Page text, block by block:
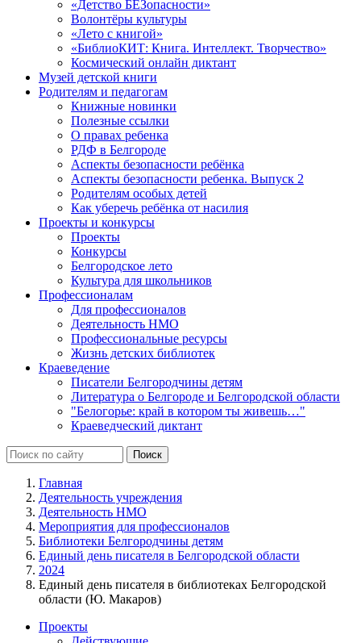
«Детство БЕЗопасности»
Волонтёры культуры
«Лето с книгой»
«БиблиоКИТ: Книга. Интеллект. Творчество»
Космический онлайн диктант
Музей детской книги
Родителям и педагогам
Книжные новинки
Полезные ссылки
О правах ребенка
РДФ в Белгороде
Аспекты безопасности ребёнка
Аспекты безопасности ребенка. Выпуск 2
Родителям особых детей
Как уберечь ребёнка от насилия
Проекты и конкурсы
Проекты
Конкурсы
Белгородское лето
Культура для школьников
Профессионалам
Для профессионалов
Деятельность НМО
Профессиональные ресурсы
Жизнь детских библиотек
Краеведение
Писатели Белгородчины детям
Литература о Белгороде и Белгородской области
"Белогорье: край в котором ты живешь…"
Краеведческий диктант
Главная
Деятельность учреждения
Деятельность НМО
Мероприятия для профессионалов
Библиотеки Белгородчины детям
Единый день писателя в Белгородской области
2024
Единый день писателя в библиотеках Белгородской
области (Ю. Макаров)
Проекты